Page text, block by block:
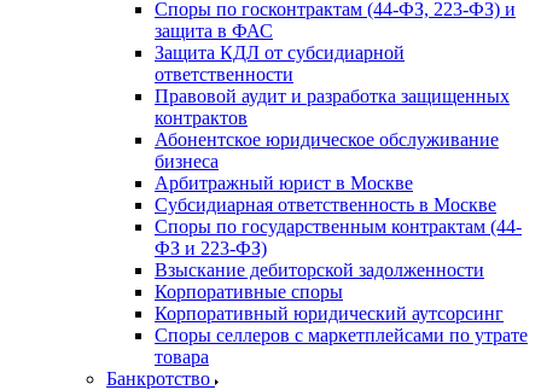
Споры по госконтрактам (44-ФЗ, 223-ФЗ) и
защита в ФАС
Защита КДЛ от субсидиарной
ответственности
Правовой аудит и разработка защищенных
контрактов
Абонентское юридическое обслуживание
бизнеса
Арбитражный юрист в Москве
Субсидиарная ответственность в Москве
Споры по государственным контрактам (44-
ФЗ и 223-ФЗ)
Взыскание дебиторской задолженности
Корпоративные споры
Корпоративный юридический аутсорсинг
Споры селлеров с маркетплейсами по утрате
товара
Банкротство